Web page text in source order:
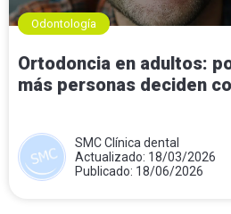
Odontología
Ortodoncia en adultos:
más personas deciden
SMC Clínica dental
Actualizado: 18/03/2026
Publicado: 18/06/2026